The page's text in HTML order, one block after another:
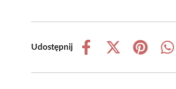
Udostępnij
Share
Share
(Twitter)
Share